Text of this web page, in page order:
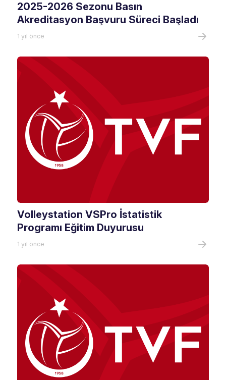
2025-2026 Sezonu Basın
Akreditasyon Başvuru Süreci Başladı
1 yıl önce
Volleystation VSPro İstatistik
Programı Eğitim Duyurusu
1 yıl önce